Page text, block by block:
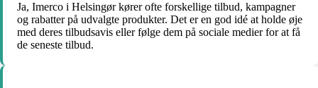
Ja, Imerco i Helsingør kører ofte forskellige tilbud, kampagner
og rabatter på udvalgte produkter. Det er en god idé at holde øje
med deres tilbudsavis eller følge dem på sociale medier for at få
de seneste tilbud.